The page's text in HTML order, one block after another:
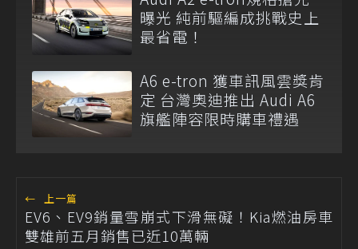
曝光 純前驅編成挑戰史上
最省電！
A6 e-tron 獲車訊風雲獎肯
定 台灣奧迪推出 Audi A6
旗艦陣容限時購車禮遇
← 上一篇
EV6、EV9銷量雪崩式下滑無礙！Kia燃油房車
雙雄前五月銷售已近10萬輛